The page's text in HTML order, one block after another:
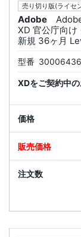
売り切り版(ライセ
Adobe
XD 官公庁向け
新規 36ヶ月
型番
XDをご契約中の